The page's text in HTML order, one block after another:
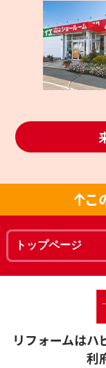
こ
リフォームはハ
利